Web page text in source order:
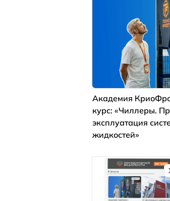
Академия
курс: «Чиллеры.
эксплуатация
жидкостей»